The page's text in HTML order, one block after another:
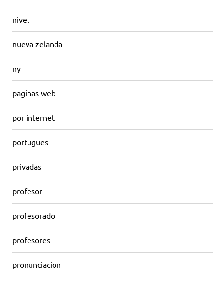
nivel
nueva zelanda
ny
paginas web
por internet
portugues
privadas
profesor
profesorado
profesores
pronunciacion